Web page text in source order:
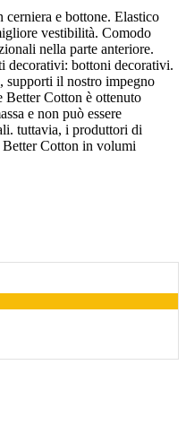
cerniera e bottone. Elastico
vestibilità. Comodo
nella parte anteriore.
decorativi: bottoni decorativi.
supporti il nostro impegno
Cotton è ottenuto
e non può essere
tuttavia, i produttori di
Cotton in volumi